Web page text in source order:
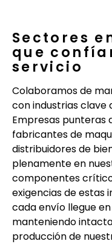
Sectores
que
servicio
Colaboramos de
con industrias clave
Empresas punteras
fabricantes de
distribuidores de
plenamente en
componentes
exigencias de estas
cada envío llegue
manteniendo
producción de